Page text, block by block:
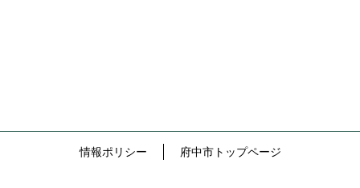
情報ポリシー 府中市トップページ